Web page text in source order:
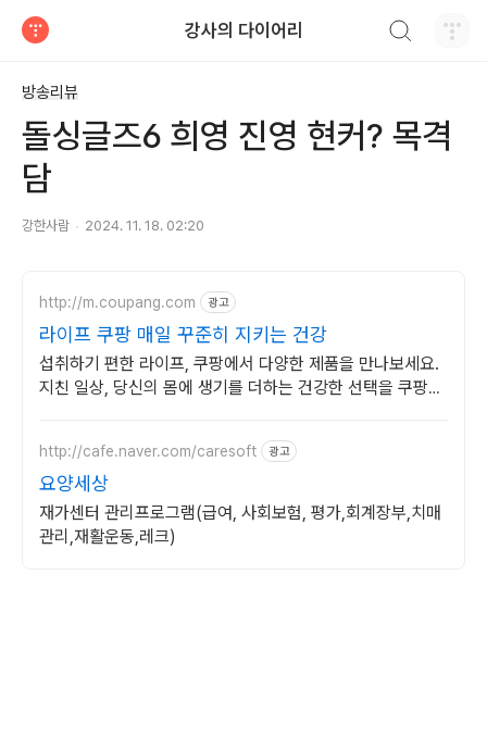
강사의 다이어리
방송리뷰
돌싱글즈6 희영 진영 현커? 목격
담
강한사람 2024. 11. 18. 02:20
http://m.coupang.com 광고
라이프 쿠팡 매일 꾸준히 지키는 건강
섭취하기 편한 라이프, 쿠팡에서 다양한 제품을 만나보세요.
지친 일상, 당신의 몸에 생기를 더하는 건강한 선택을 쿠팡에
http://cafe.naver.com/caresoft 광고
요양세상
재가센터 관리프로그램(급여, 사회보험, 평가,회계장부,치매
관리,재활운동,레크)